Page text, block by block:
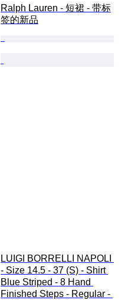
Ralph Lauren - 短裙 - 带标
签的新品
LUIGI BORRELLI NAPOLI
- Size 14.5 - 37 (S) - Shirt
Blue Striped - 8 Hand
Finished Steps - Regular -